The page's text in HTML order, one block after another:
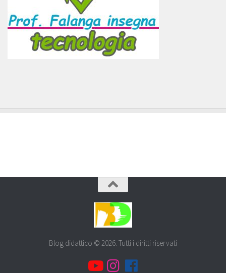
Blog didattico © 2026. Tutti i diritti riservati